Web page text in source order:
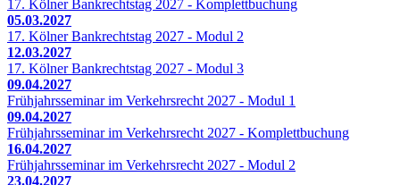
17. Kölner Bankrechtstag 2027 - Komplettbuchung
05.03.2027
17. Kölner Bankrechtstag 2027 - Modul 2
12.03.2027
17. Kölner Bankrechtstag 2027 - Modul 3
09.04.2027
Frühjahrsseminar im Verkehrsrecht 2027 - Modul 1
09.04.2027
Frühjahrsseminar im Verkehrsrecht 2027 - Komplettbuchung
16.04.2027
Frühjahrsseminar im Verkehrsrecht 2027 - Modul 2
23.04.2027